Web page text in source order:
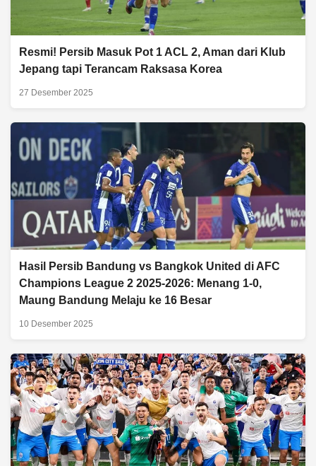
Resmi! Persib Masuk Pot 1 ACL 2, Aman dari Klub
Jepang tapi Terancam Raksasa Korea
27 Desember 2025
Hasil Persib Bandung vs Bangkok United di AFC
Champions League 2 2025-2026: Menang 1-0,
Maung Bandung Melaju ke 16 Besar
10 Desember 2025